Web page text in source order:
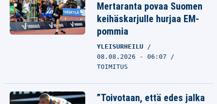
Mertaranta povaa Suomen
keihäskarjulle hurjaa EM-
pommia
YLEISURHEILU
08.08.2026 - 06:07
TOIMITUS
”Toivotaan, että edes jalka